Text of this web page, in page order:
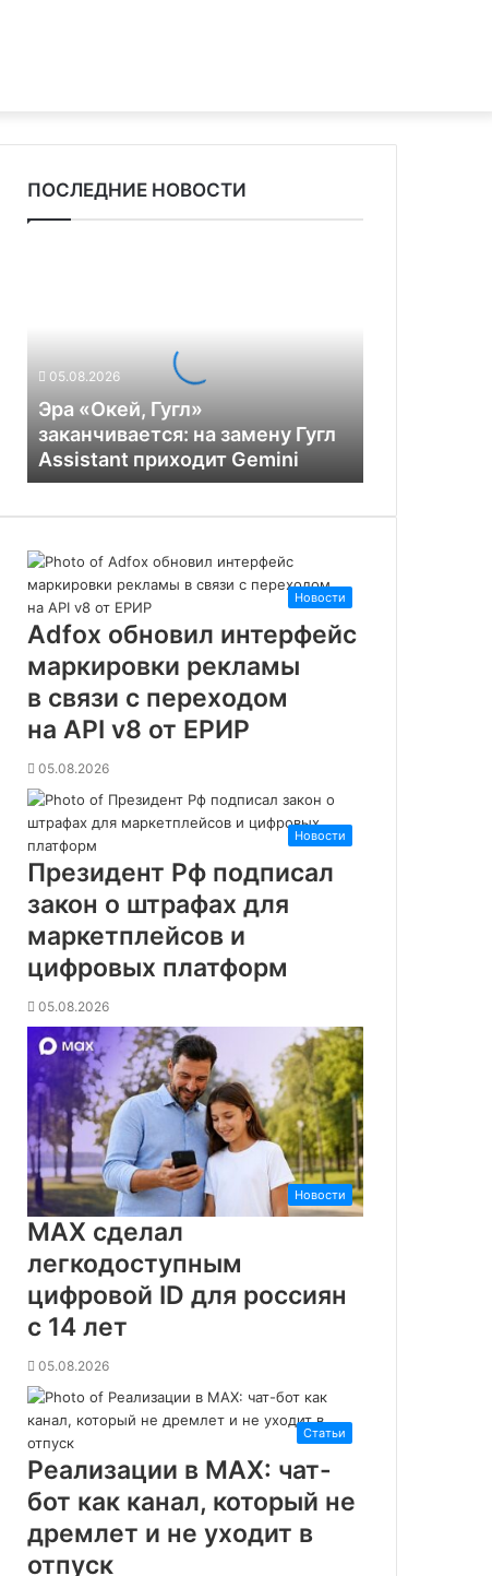
ПОСЛЕДНИЕ НОВОСТИ
у
»
а
н
ч
и
в
т
с
я
н
а
з
а
е
у
у
г
л
A
s
s
i
s
a
n
р
и
х
о
д
и
т
G
05.08.2026
Эра «Окей, Гугл»
заканчивается: на замену Гугл
Assistant приходит Gemini
Новости
Adfox обновил интерфейс
маркировки рекламы
в связи с переходом
на API v8 от ЕРИР
05.08.2026
Новости
Президент Рф подписал
закон о штрафах для
маркетплейсов и
цифровых платформ
05.08.2026
Новости
MAX сделал
легкодоступным
цифровой ID для россиян
с 14 лет
05.08.2026
Статьи
Реализации в MAX: чат-
бот как канал, который не
дремлет и не уходит в
отпуск